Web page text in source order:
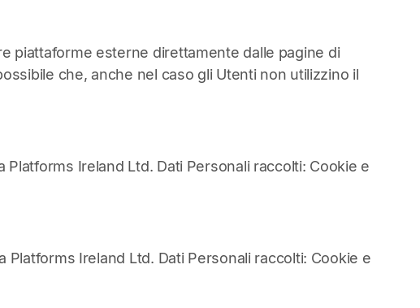
piattaforme esterne direttamente dalle pagine di
che, anche nel caso gli Utenti non utilizzino il
Ireland Ltd. Dati Personali raccolti: Cookie e
Ireland Ltd. Dati Personali raccolti: Cookie e